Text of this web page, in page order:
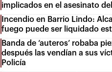
implicados en el asesinato
Incendio en Barrio Lindo:
fuego puede ser liquidado
Banda de ‘auteros’ robaba
después las vendían a sus
Policía